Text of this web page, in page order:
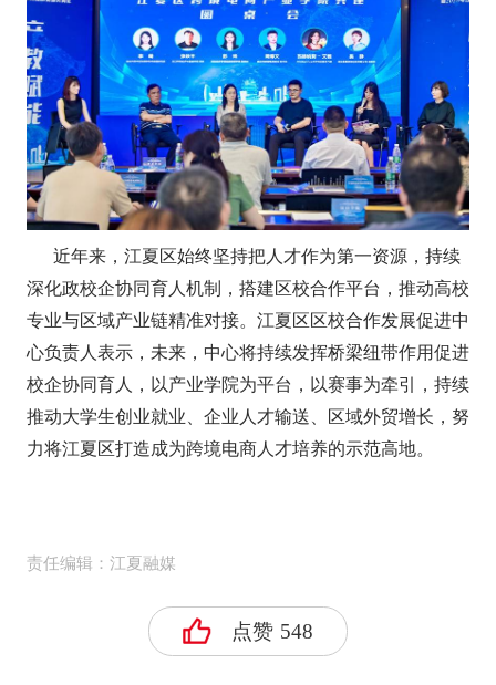
近年来，江夏区始终坚持把人才作为第一资源，持续
深化政校企协同育人机制，搭建区校合作平台，推动高校
专业与区域产业链精准对接。江夏区区校合作发展促进中
心负责人表示，未来，中心将持续发挥桥梁纽带作用促进
校企协同育人，以产业学院为平台，以赛事为牵引，持续
推动大学生创业就业、企业人才输送、区域外贸增长，努
力将江夏区打造成为跨境电商人才培养的示范高地。
责任编辑：江夏融媒
点赞 548